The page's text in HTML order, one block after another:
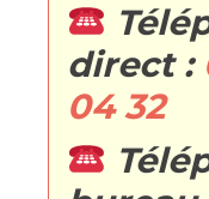
direct :
04 32